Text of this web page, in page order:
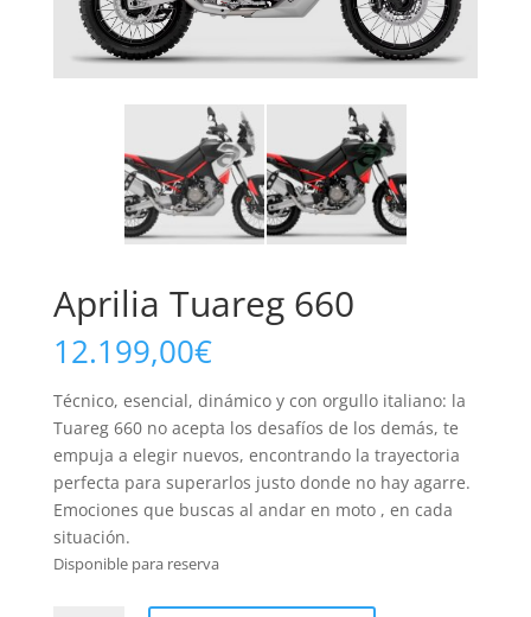
Aprilia Tuareg 660
12.199,00€
Técnico, esencial, dinámico y con orgullo italiano: la
Tuareg 660 no acepta los desafíos de los demás, te
empuja a elegir nuevos, encontrando la trayectoria
perfecta para superarlos justo donde no hay agarre.
Emociones que buscas al andar en moto , en cada
situación.
Disponible para reserva